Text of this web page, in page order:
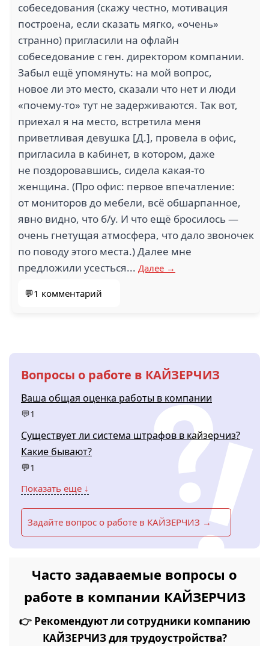
собеседования (скажу честно, мотивация
построена, если сказать мягко, «очень»
странно) пригласили на офлайн
собеседование с ген. директором компании.
Забыл ещё упомянуть: на мой вопрос,
новое ли это место, сказали что нет и люди
«почему-то» тут не задерживаются. Так вот,
приехал я на место, встретила меня
приветливая девушка [Д.], провела в офис,
пригласила в кабинет, в котором, даже
не поздоровавшись, сидела какая-то
женщина. (Про офис: первое впечатление:
от мониторов до мебели, всё обшарпанное,
явно видно, что б/у. И что ещё бросилось —
очень гнетущая атмосфера, что дало звоночек
по поводу этого места.) Далее мне
предложили усесться... Далее →
💬1 комментарий
Вопросы о работе в КАЙЗЕРЧИЗ
Ваша общая оценка работы в компании
💬1
Существует ли система штрафов в кайзерчиз?
Какие бывают?
💬1
Показать еще ↓
Задайте вопрос о работе в КАЙЗЕРЧИЗ →
Часто задаваемые вопросы о
работе в компании КАЙЗЕРЧИЗ
👉 Рекомендуют ли сотрудники компанию
КАЙЗЕРЧИЗ для трудоустройства?